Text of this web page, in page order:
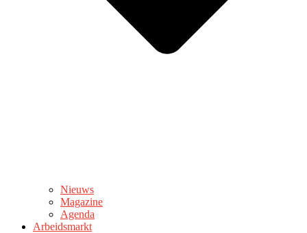
Nieuws
Magazine
Agenda
Arbeidsmarkt